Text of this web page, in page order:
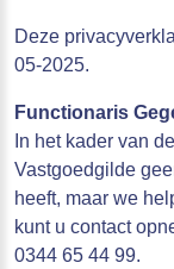
Deze
05-2025.
Functionaris
In het kader van
Vastgoedgilde
heeft, maar we
kunt u contact
0344 65 44 99.